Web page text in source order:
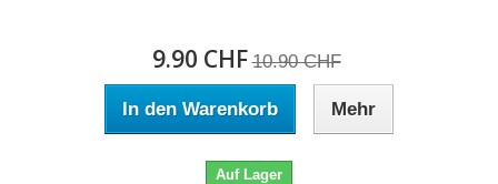
9.90 CHF 10.90 CHF
In den Warenkorb Mehr
Auf Lager